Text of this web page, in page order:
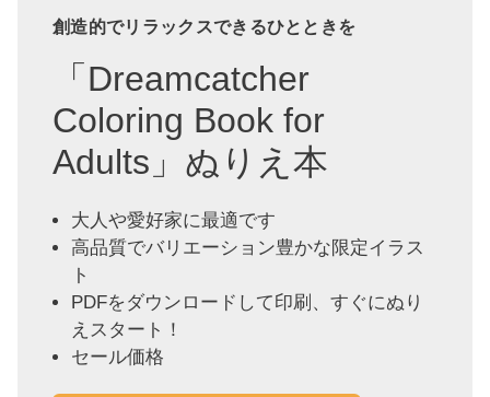
創造的でリラックスできるひとときを
「Dreamcatcher
Coloring Book for
Adults」ぬりえ本
大人や愛好家に最適です
高品質でバリエーション豊かな限定イラス
ト
PDFをダウンロードして印刷、すぐにぬり
えスタート！
セール価格